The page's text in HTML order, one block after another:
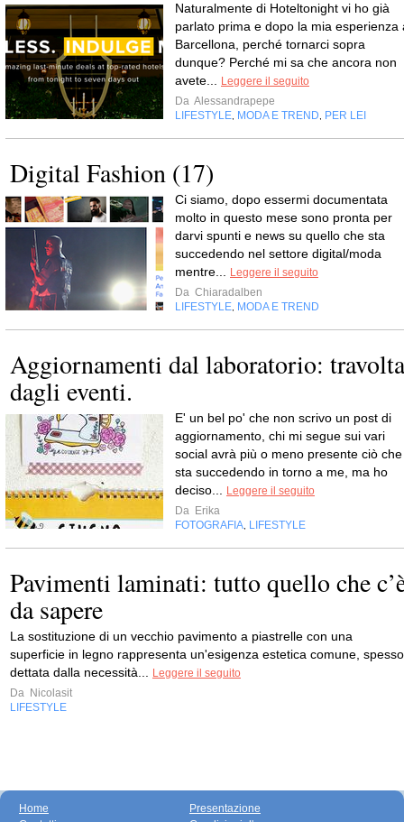
Naturalmente di Hoteltonight vi ho già
parlato prima e dopo la mia esperienza
Barcellona, perché tornarci sopra
dunque? Perché mi sa che ancora non
avete...
Leggere il seguito
Da Alessandrapepe
LIFESTYLE MODA E TREND PER LEI
Digital Fashion (17)
Ci siamo, dopo essermi documentata
molto in questo mese sono pronta per
darvi spunti e news su quello che sta
succedendo nel settore digital/moda
mentre...
Leggere il seguito
Da Chiaradalben
LIFESTYLE MODA E TREND
Aggiornamenti dal laboratorio: travolta
dagli eventi.
E' un bel po' che non scrivo un post di
aggiornamento, chi mi segue sui vari
social avrà più o meno presente ciò che
sta succedendo in torno a me, ma ho
deciso...
Leggere il seguito
Da Erika
FOTOGRAFIA LIFESTYLE
Pavimenti laminati: tutto quello che
da sapere
La sostituzione di un vecchio pavimento a piastrelle con una
superficie in legno rappresenta un'esigenza estetica comune, spesso
dettata dalla necessità...
Leggere il seguito
Da Nicolasit
LIFESTYLE
Home
Presentazione